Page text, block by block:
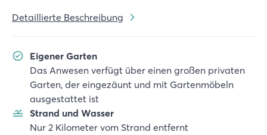
Detaillierte Beschreibung
Eigener Garten
Das Anwesen verfügt über einen großen privaten
Garten, der eingezäunt und mit Gartenmöbeln
ausgestattet ist
Strand und Wasser
Nur 2 Kilometer vom Strand entfernt